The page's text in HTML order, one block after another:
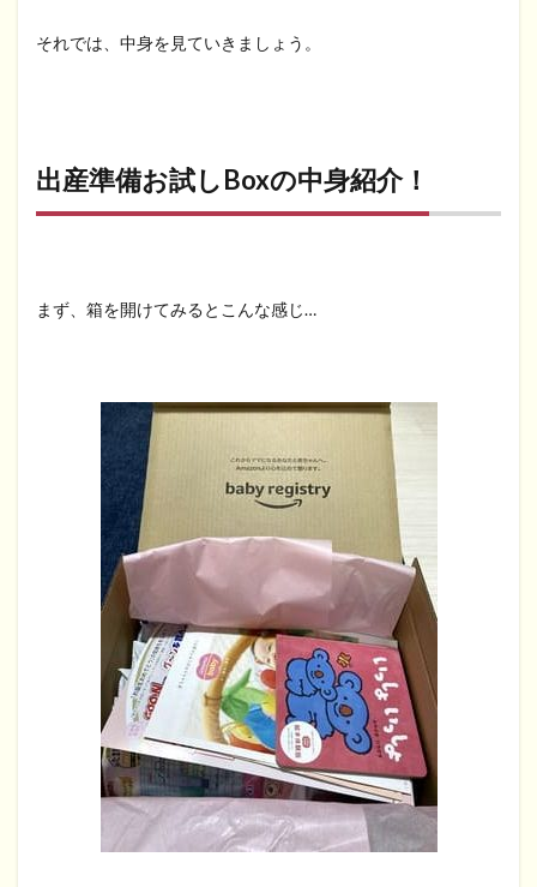
それでは、中身を見ていきましょう。
出産準備お試しBoxの中身紹介！
まず、箱を開けてみるとこんな感じ…